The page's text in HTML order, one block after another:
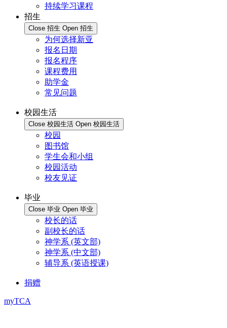
持续学习课程
招生
Close 招生 Open 招生
为何选择新亚
报名日期
报名程序
课程费用
助学金
常见问题
校园生活
Close 校园生活 Open 校园生活
校园
图书馆
学生会和小组
校园活动
校友见证
毕业
Close 毕业 Open 毕业
校长的话
副校长的话
神学系 (英文部)
神学系 (中文部)
辅导系 (英语授课)
捐赠
myTCA